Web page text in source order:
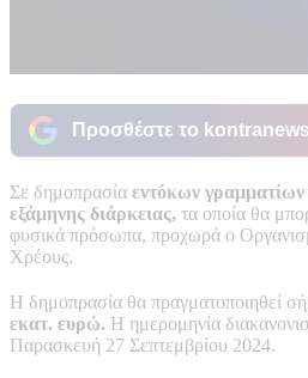
Προσθέστε το
Σε δημοπρασία εντόκων γραμματίων
εξάμηνης διάρκειας, τα οποία θα
φυσικά πρόσωπα, προχωρά ο
Χρέους.
Η δημοπρασία θα πραγματοποιηθεί
εκατ. ευρώ. Η ημερομηνία
Παρασκευή 27 Σεπτεμβρίου 2024.